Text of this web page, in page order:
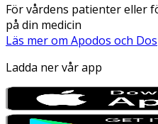
För vårdens patienter eller
på din medicin
Läs mer om Apodos och
Ladda ner vår app